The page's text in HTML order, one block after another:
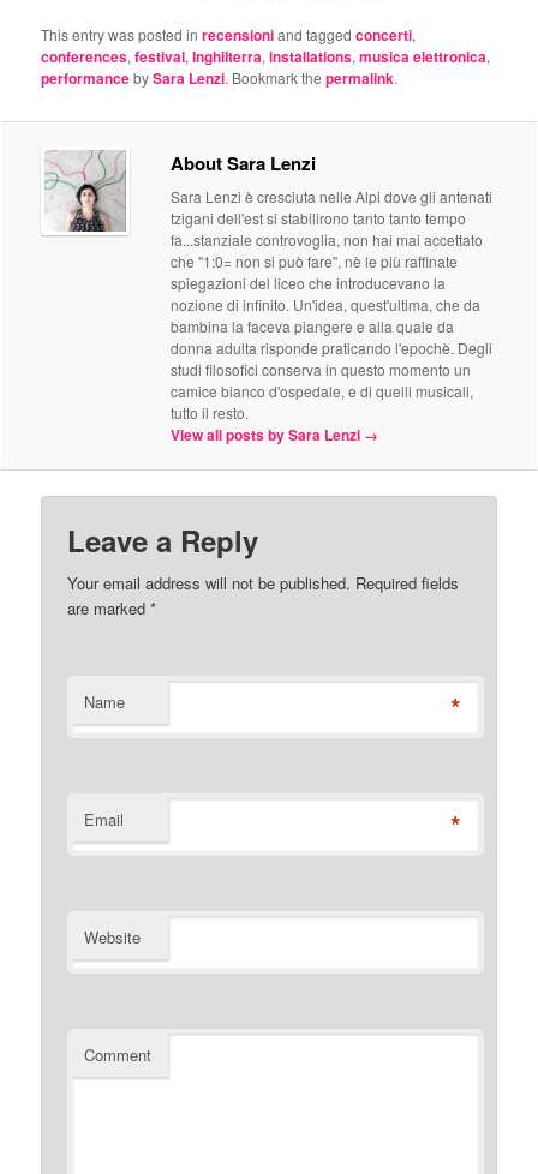
This entry was posted inrecensioniand taggedconcerti,
conferences,festival,Inghilterra,installations,musica elettronica,
performancebySara Lenzi. Bookmark thepermalink.
About Sara Lenzi
Sara Lenzi è cresciuta nelle Alpi dove gli antenati
tzigani dell'est si stabilirono tanto tanto tempo
fa...stanziale controvoglia, non hai mai accettato
che "1:0= non si può fare", nè le più raffinate
spiegazioni del liceo che introducevano la
nozione di infinito. Un'idea, quest'ultima, che da
bambina la faceva piangere e alla quale da
donna adulta risponde praticando l'epochè. Degli
studi filosofici conserva in questo momento un
camice bianco d'ospedale, e di quelli musicali,
tutto il resto.
View all posts by Sara Lenzi →
Leave a Reply
Your email address will not be published. Required fields
are marked*
Name *
Email *
Website
Comment